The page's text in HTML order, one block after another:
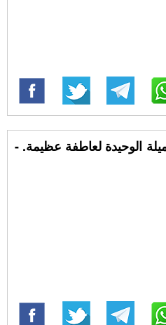
الوحيدة لعاطفة عظيمة. -